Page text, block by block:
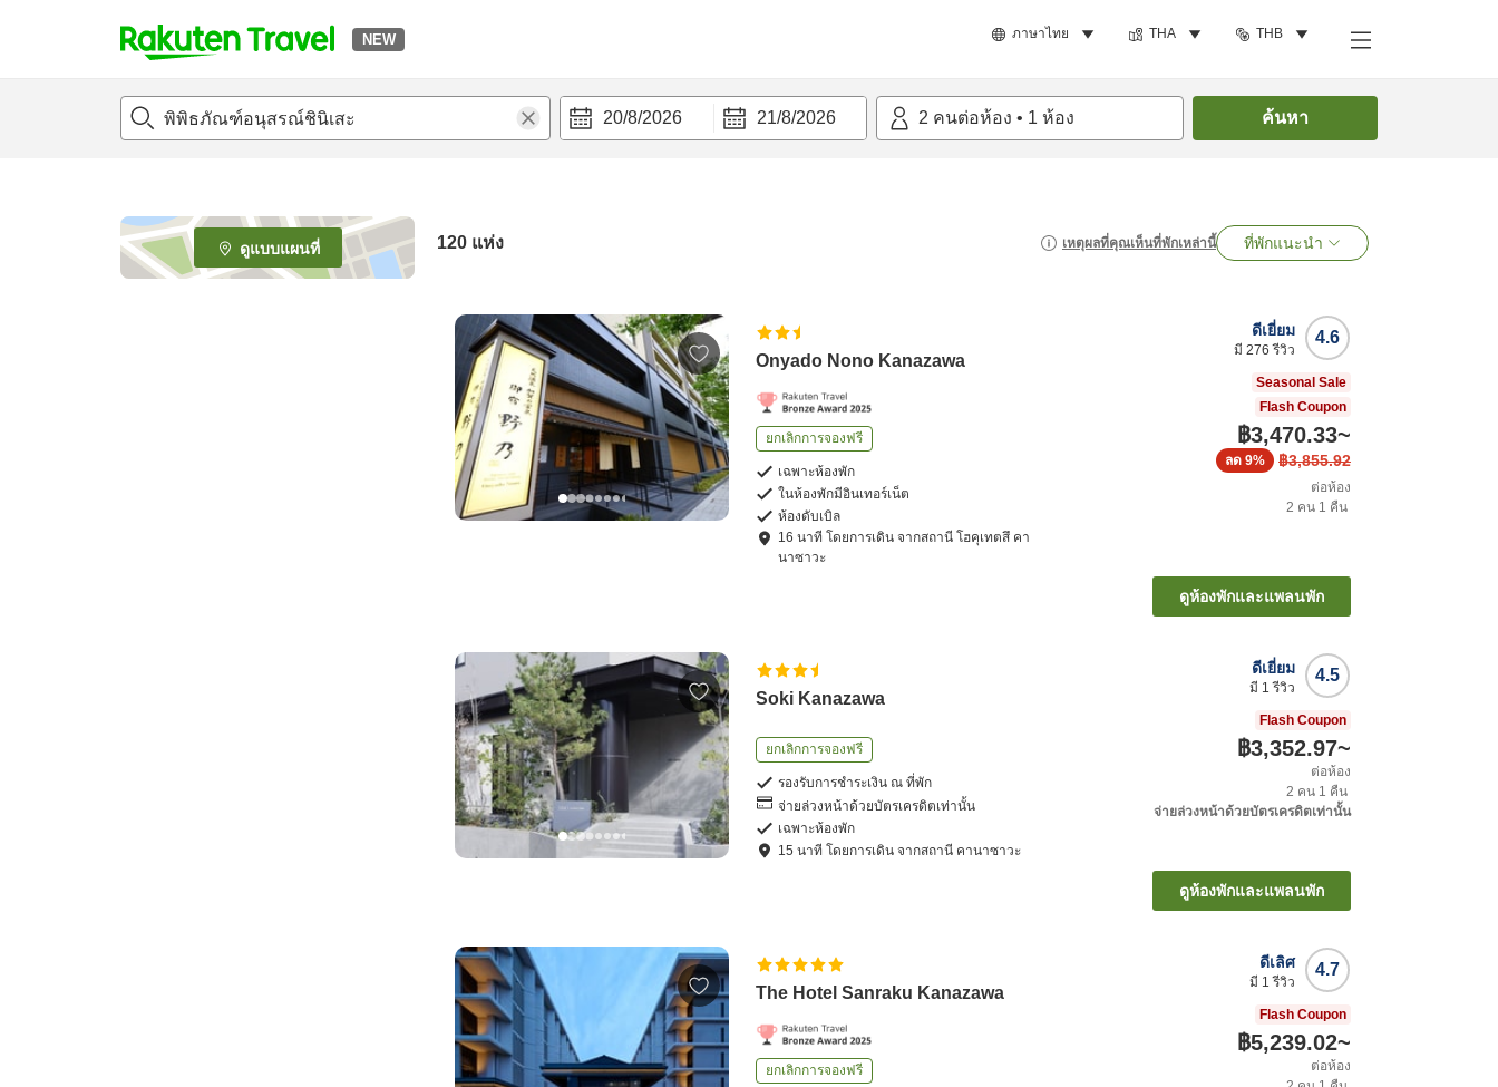
NEW ภาษาไทย THA THB
t
p
e
_
s
20/8/2026 21/8/2026 2 คนต่อห้อง • 1 ห้อง ค้นหา
ดูแบบแผนที่ 120 แห่ง เหตุผลที่คุณเห็นที่พักเหล่านี้ ที่พักแนะนำ
Onyado Nono Kanazawa
ยกเลิกการจองฟรี
เฉพาะห้องพัก
ในห้องพักมีอินเทอร์เน็ต
ห้องดับเบิล
16 นาที โดยการเดิน จากสถานี โฮคุเทตสึ คา
นาซาวะ
4.6
ดีเยี่ยม
มี 276 รีวิว
Seasonal Sale
Flash Coupon
฿3,470.33~
฿3,855.92
ลด 9%
ต่อห้อง
2 คน 1 คืน
ดูห้องพักและแพลนพัก
Soki Kanazawa
ยกเลิกการจองฟรี
รองรับการชำระเงิน ณ ที่พัก
จ่ายล่วงหน้าด้วยบัตรเครดิตเท่านั้น
เฉพาะห้องพัก
15 นาที โดยการเดิน จากสถานี คานาซาวะ
4.5
ดีเยี่ยม
มี 1 รีวิว
Flash Coupon
฿3,352.97~
ต่อห้อง
2 คน 1 คืน
จ่ายล่วงหน้าด้วยบัตรเครดิตเท่านั้น
ดูห้องพักและแพลนพัก
The Hotel Sanraku Kanazawa
ยกเลิกการจองฟรี
4.7
ดีเลิศ
มี 1 รีวิว
Flash Coupon
฿5,239.02~
ต่อห้อง